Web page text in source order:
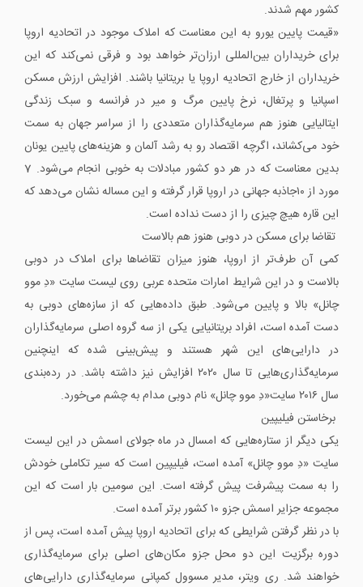
کشور مهم شدند.
«قیمت پایین یورو به این معناست که املاک موجود در اتحادیه اروپا
برای خریداران بین‌المللی ارزان‌تر خواهد بود و فرقی نمی‌کند که این
خریداران از خارج اتحادیه اروپا یا بریتانیا باشند. افزایش ارزش مسکن
اسپانیا و پرتغال، نرخ پایین مرگ و میر در فرانسه و سبک زندگی
ایتالیایی هنوز هم سرمایه‌گذاران متعددی را از سراسر جهان به سمت
خود می‌کشاند، اگرچه اقتصاد رو به رشد آلمان و هزینه‌های پایین یونان
بدین معناست که در هر دو کشور مبادلات به خوبی انجام می‌شود. 7
مورد از ۱۰جاذبه جهانی در اروپا قرار گرفته و این مساله نشان می‌دهد که
این قاره هیچ چیزی را از دست نداده است.
تقاضا برای مسکن در دوبی هنوز هم بالاست
کمی آن طرف‌تر از اروپا، هنوز میزان تقاضاها برای املاک در دوبی
بالاست و در این شرایط امارات متحده عربی روی لیست سایت «دِ موو
چانل» بالا و پایین می‌شود. طبق داده‌هایی که از سازه‌های دوبی به
دست آمده است، افراد بریتانیایی یکی از سه گروه اصلی سرمایه‌گذاران
در دارایی‌های این شهر هستند و پیش‌بینی شده که اینچنین
سرمایه‌گذاری‌هایی تا سال ۲۰۲۰ افزایش نیز داشته باشد. در رده‌بندی
سال ۲۰۱۶ سایت«دِ موو چانل» نام دوبی مدام به چشم می‌خورد.
برخاستن فیلیپین
یکی دیگر از ستاره‌هایی که امسال در ماه جولای اسمش در این لیست
سایت «دِ موو چانل» آمده است، فیلیپین است که سیر تکاملی خودش
را به سمت پیشرفت پیش گرفته است. این سومین بار است که این
مجموعه جزایر اسمش جزو ۱۰ کشور برتر آمده است.
با در نظر گرفتن شرایطی که برای اتحادیه اروپا پیش آمده است، پس از
دوره برگزیت این دو محل جزو مکان‌های اصلی برای سرمایه‌گذاری
خواهند شد. ری ویتر، مدیر مسوول کمپانی سرمایه‌گذاری دارایی‌های